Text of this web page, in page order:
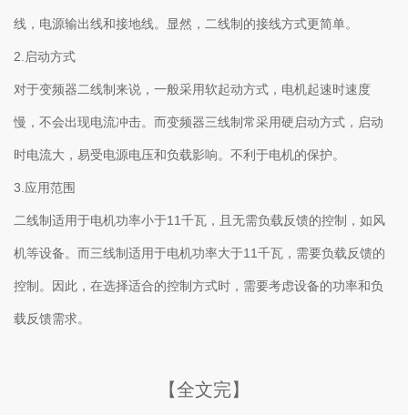
线，电源输出线和接地线。显然，二线制的接线方式更简单。
2.启动方式
对于变频器二线制来说，一般采用软起动方式，电机起速时速度
慢，不会出现电流冲击。而变频器三线制常采用硬启动方式，启动
时电流大，易受电源电压和负载影响。不利于电机的保护。
3.应用范围
二线制适用于电机功率小于11千瓦，且无需负载反馈的控制，如风
机等设备。而三线制适用于电机功率大于11千瓦，需要负载反馈的
控制。因此，在选择适合的控制方式时，需要考虑设备的功率和负
载反馈需求。
【全文完】